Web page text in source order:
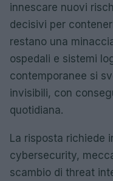
innescare nuovi
decisivi per
restano una
ospedali e sistemi
contemporanee si
invisibili, con
quotidiana.
La risposta richiede
cybersecurity,
scambio di threat